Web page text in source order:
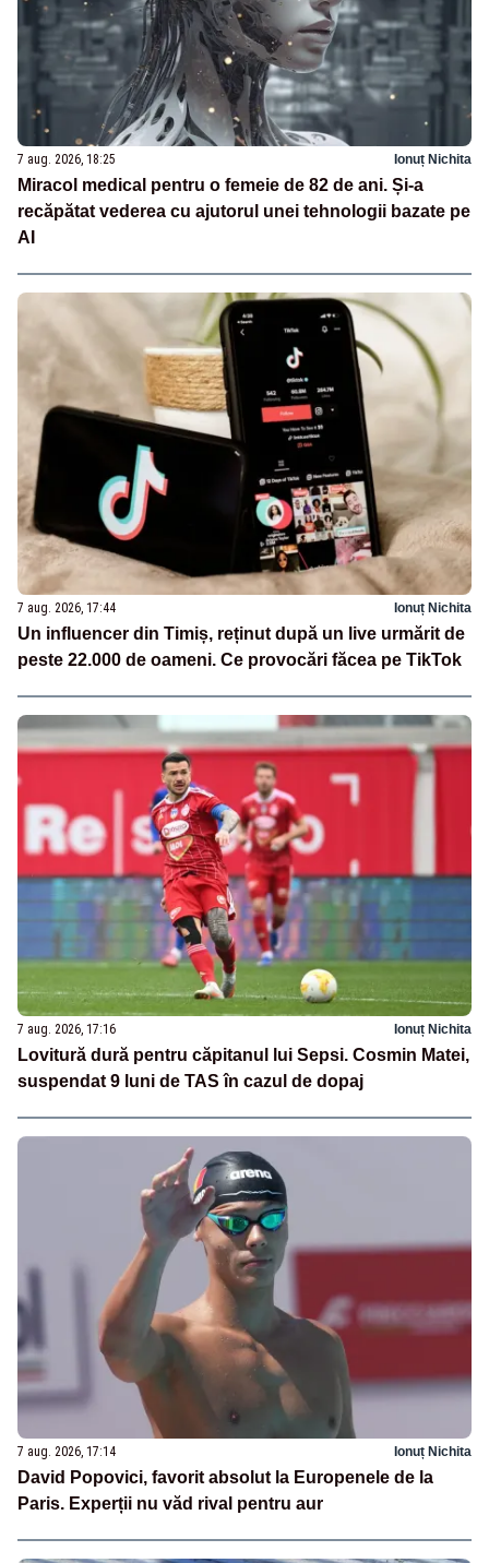
7 aug. 2026, 18:25 Ionuț Nichita
Miracol medical pentru o femeie de 82 de ani. Și-a
recăpătat vederea cu ajutorul unei tehnologii bazate pe
AI
7 aug. 2026, 17:44 Ionuț Nichita
Un influencer din Timiș, reținut după un live urmărit de
peste 22.000 de oameni. Ce provocări făcea pe TikTok
7 aug. 2026, 17:16 Ionuț Nichita
Lovitură dură pentru căpitanul lui Sepsi. Cosmin Matei,
suspendat 9 luni de TAS în cazul de dopaj
7 aug. 2026, 17:14 Ionuț Nichita
David Popovici, favorit absolut la Europenele de la
Paris. Experții nu văd rival pentru aur